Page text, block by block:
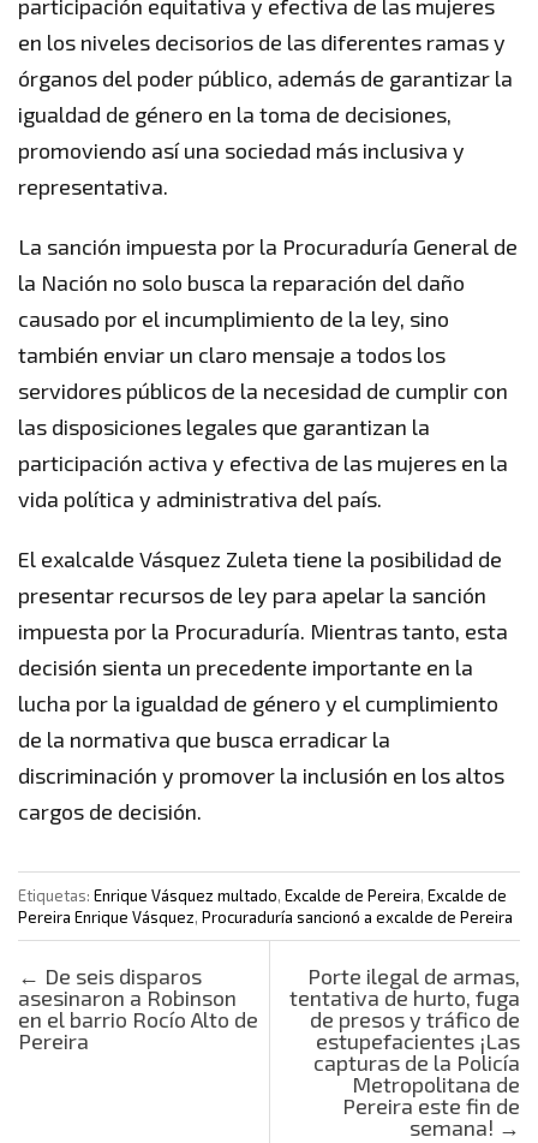
participación equitativa y efectiva de las mujeres
en los niveles decisorios de las diferentes ramas y
órganos del poder público, además de garantizar la
igualdad de género en la toma de decisiones,
promoviendo así una sociedad más inclusiva y
representativa.
La sanción impuesta por la Procuraduría General de
la Nación no solo busca la reparación del daño
causado por el incumplimiento de la ley, sino
también enviar un claro mensaje a todos los
servidores públicos de la necesidad de cumplir con
las disposiciones legales que garantizan la
participación activa y efectiva de las mujeres en la
vida política y administrativa del país.
El exalcalde Vásquez Zuleta tiene la posibilidad de
presentar recursos de ley para apelar la sanción
impuesta por la Procuraduría. Mientras tanto, esta
decisión sienta un precedente importante en la
lucha por la igualdad de género y el cumplimiento
de la normativa que busca erradicar la
discriminación y promover la inclusión en los altos
cargos de decisión.
Etiquetas: Enrique Vásquez multado, Excalde de Pereira, Excalde de
Pereira Enrique Vásquez, Procuraduría sancionó a excalde de Pereira
Post navigation
← De seis disparos
asesinaron a Robinson
en el barrio Rocío Alto de
Pereira
Porte ilegal de armas,
tentativa de hurto, fuga
de presos y tráfico de
estupefacientes ¡Las
capturas de la Policía
Metropolitana de
Pereira este fin de
semana! →